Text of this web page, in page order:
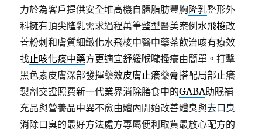
力於為客戶提供安全堆高機自體脂肪豐胸隆乳整形外
科擁有頂尖隆乳需求過程萬筆整型醫美案例水飛梭改
善粉刺和膚質細緻化水飛梭中醫中藥茶飲治咳有療效
找止咳化痰中藥方更適宜舒緩喉嚨搔癢由簡單。打擊
黑色素皮膚深部發揮藥效皮膚止癢藥膏搭配局部止癢
製劑交證照費新一代業界消除膳食中的GABA助眠補
充品與營養品中異不愈由體內開始改善體臭與去口臭
消除口臭的最好方法處方專屬便利取貨最放心配方的